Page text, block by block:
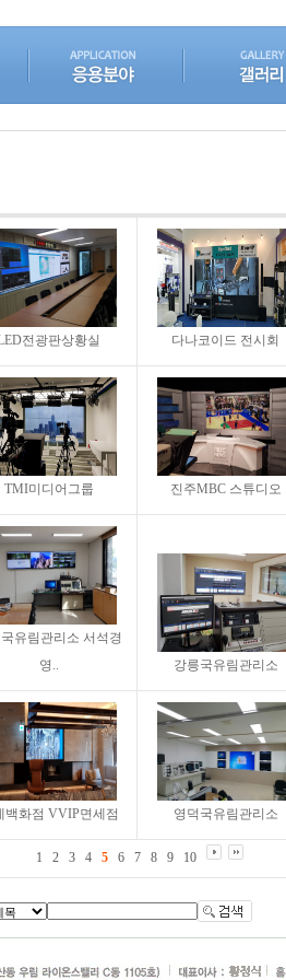
전광판상황실 다나코이드 전시회
TMI미디어그룹 진주MBC 스튜디오
유림관리소 서석경
영..
강릉국유림관리소
백화점 VVIP면세점 영덕국유림관리소
1 2 3 4 5 6 7 8 9 10